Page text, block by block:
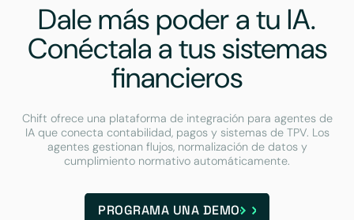
Dale más poder a tu IA.
Conéctala a tus sistemas
financieros
Chift ofrece una plataforma de integración para agentes de
IA que conecta contabilidad, pagos y sistemas de TPV. Los
agentes gestionan flujos, normalización de datos y
cumplimiento normativo automáticamente.
PROGRAMA UNA DEMO